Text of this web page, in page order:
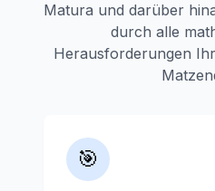
Matura und darüber
durch alle
Herausforderungen
🎯